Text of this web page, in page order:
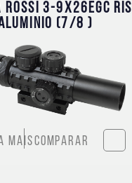
ROSSI 3-9X26EGC RIS
(7/8 )
maisComparar